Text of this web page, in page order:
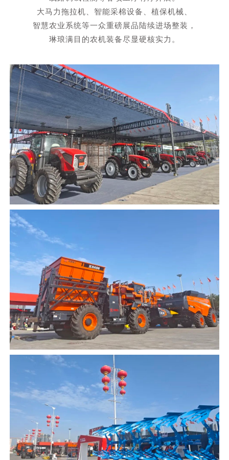
大马力拖拉机、智能采棉设备、植保机械、
智慧农业系统等一众重磅展品陆续进场整装，
琳琅满目的农机装备尽显硬核实力。